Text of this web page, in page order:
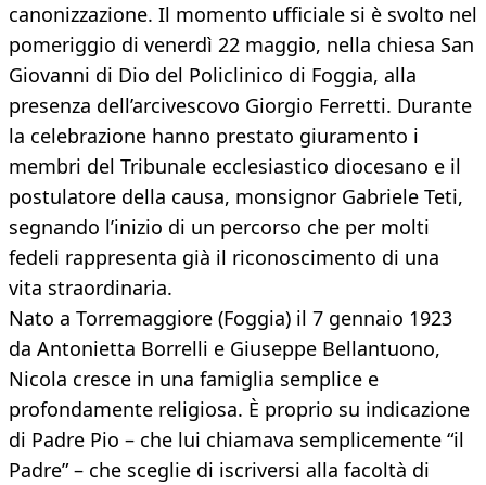
canonizzazione. Il momento ufficiale si è svolto nel
pomeriggio di venerdì 22 maggio, nella chiesa San
Giovanni di Dio del Policlinico di Foggia, alla
presenza dell’arcivescovo Giorgio Ferretti. Durante
la celebrazione hanno prestato giuramento i
membri del Tribunale ecclesiastico diocesano e il
postulatore della causa, monsignor Gabriele Teti,
segnando l’inizio di un percorso che per molti
fedeli rappresenta già il riconoscimento di una
vita straordinaria.
Nato a Torremaggiore (Foggia) il 7 gennaio 1923
da Antonietta Borrelli e Giuseppe Bellantuono,
Nicola cresce in una famiglia semplice e
profondamente religiosa. È proprio su indicazione
di Padre Pio – che lui chiamava semplicemente “il
Padre” – che sceglie di iscriversi alla facoltà di